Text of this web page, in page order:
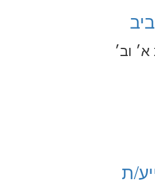
וב׳
ת